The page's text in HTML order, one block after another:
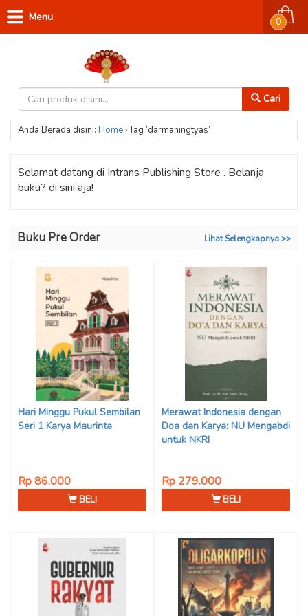
Cari
0
Menu
Anda Berada disini: Home›Tag ‘darmaningtyas’
Selamat datang di Intrans Publishing Store . Belanja
buku? di sini aja!
Buku Pre Order Lihat Selengkapnya >>
Hari Minggu Pukul Sembilan
Seri 1 Karya Maurinta
Rp 86.000
BELI
Merawat Indonesia dengan
Doa dan Karya: NU Mengabdi
untuk NKRI
Rp 279.000
BELI